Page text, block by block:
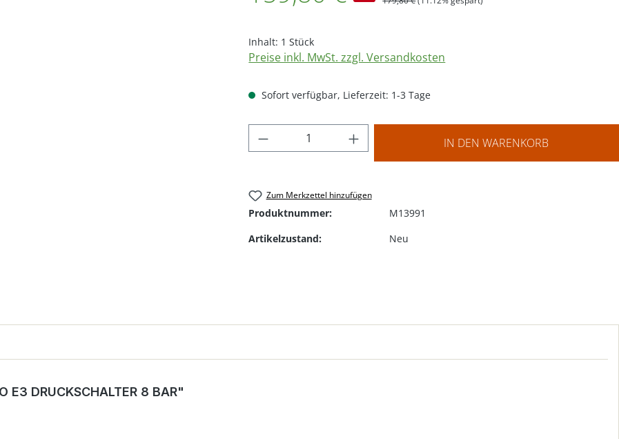
Inhalt: 1 Stück
Preise inkl. MwSt. zzgl. Versandkosten
Sofort verfügbar, Lieferzeit: 1-3 Tage
Produkt Anzahl: Gib den gewünschten Wert
IN DEN WARENKORB
Zum Merkzettel hinzufügen
Produktnummer:
M13991
Artikelzustand:
Neu
E3 DRUCKSCHALTER 8 BAR"